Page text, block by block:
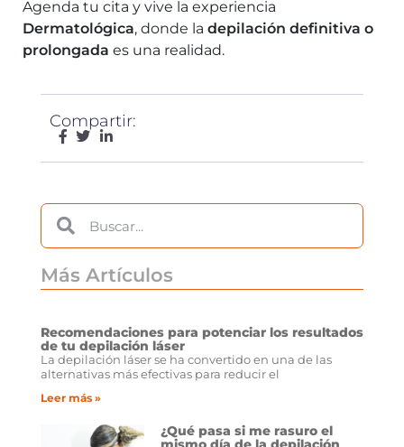
Agenda tu cita y vive la experiencia
Dermatológica, donde la depilación definitiva o
prolongada es una realidad.
Compartir:
Más Artículos
Recomendaciones para potenciar los resultados
de tu depilación láser
La depilación láser se ha convertido en una de las
alternativas más efectivas para reducir el
Leer más »
¿Qué pasa si me rasuro el